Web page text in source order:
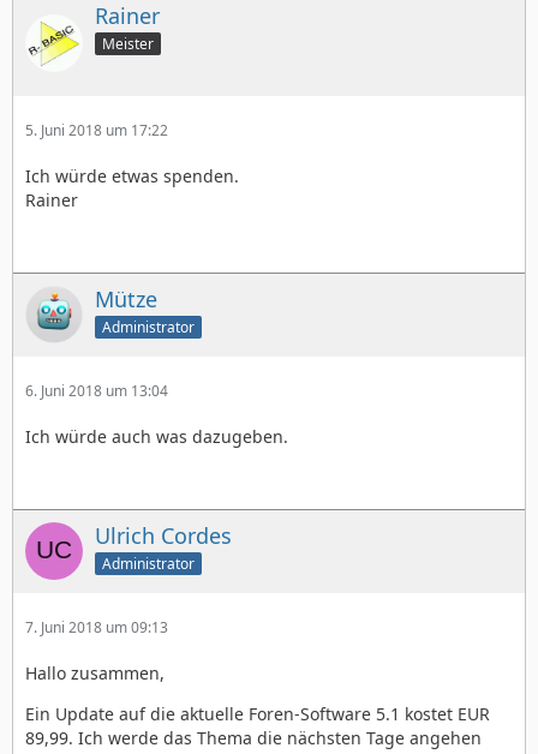
Rainer
Meister
5. Juni 2018 um 17:22
Ich würde etwas spenden.
Rainer
Mütze
Administrator
6. Juni 2018 um 13:04
Ich würde auch was dazugeben.
Ulrich Cordes
Administrator
7. Juni 2018 um 09:13
Hallo zusammen,
Ein Update auf die aktuelle Foren-Software 5.1 kostet EUR
89,99. Ich werde das Thema die nächsten Tage angehen